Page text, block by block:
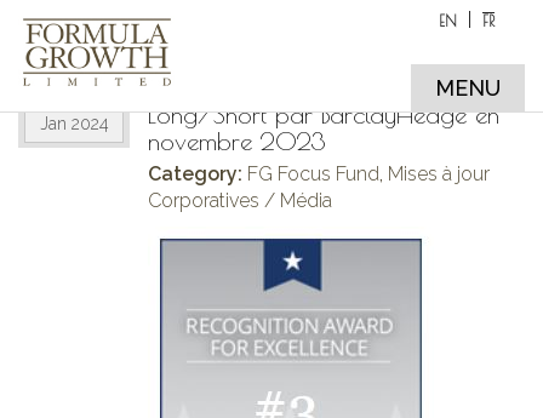
EN FR
MENU
12
Jan 2024
Le Formula Growth Focus Fund a
été classé 3ème fonds Equity
Long/Short par BarclayHedge en
novembre 2023
Category: FG Focus Fund, Mises à jour
Corporatives / Média